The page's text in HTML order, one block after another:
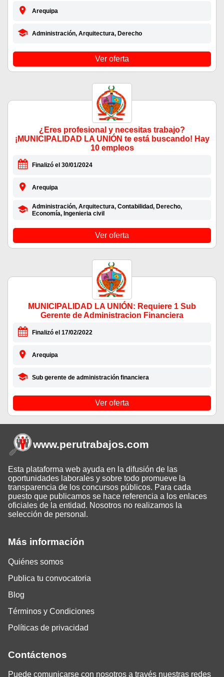
Arequipa
Administración, Arquitectura, Derecho
Ver oferta
¿Eres profesional y necesitas trabajo?
¡MUNICIPALIDAD LA UNIÓN te está buscando! Hay
10 empleos
Finalizó el 30/01/2024
Arequipa
Administración, Arquitectura, Contabilidad, Derecho,
Economía, Ingenieria civil
Ver oferta
MUNICIPALIDAD LA UNIÓN: Requiere 1 Sub
Gerente de Administracion Financiera
Finalizó el 17/02/2022
Arequipa
Sub gerente de administración financiera
Ver oferta
Más información
Quiénes somos
Publica tu convocatoria
Blog
Términos y Condiciones
Políticas de privacidad
Contáctenos
Puede comunicarse con nosotros a través nuestras redes
www.perutrabajos.com
Esta plataforma web ayuda en la difusión de las
oportunidades laborales y sobre todo promueve la
transparencia de los concursos públicos. Para cada
puesto que publicamos se hace referencia a los enlaces
oficiales de la entidad. Nosotros no realizamos la
selección de personal.